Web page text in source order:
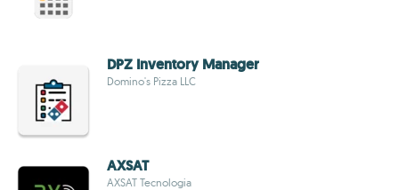
DPZ Inventory Manager
Domino's Pizza LLC
AXSAT
AXSAT Tecnologia